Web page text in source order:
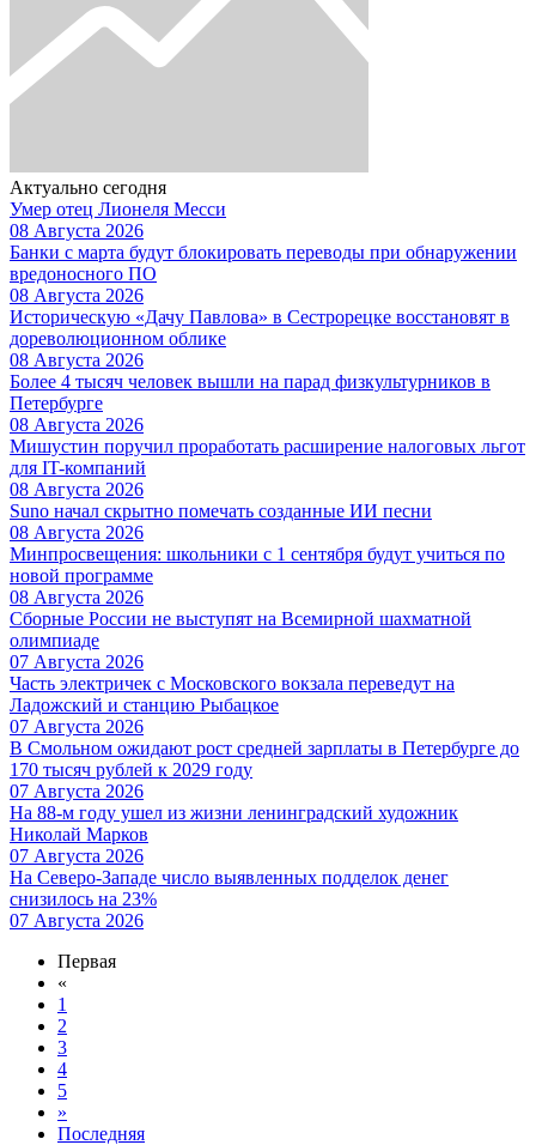
Актуально сегодня
Умер отец Лионеля Месси
08 Августа 2026
Банки с марта будут блокировать переводы при обнаружении
вредоносного ПО
08 Августа 2026
Историческую «Дачу Павлова» в Сестрорецке восстановят в
дореволюционном облике
08 Августа 2026
Более 4 тысяч человек вышли на парад физкультурников в
Петербурге
08 Августа 2026
Мишустин поручил проработать расширение налоговых льгот
для IT-компаний
08 Августа 2026
Suno начал скрытно помечать созданные ИИ песни
08 Августа 2026
Минпросвещения: школьники с 1 сентября будут учиться по
новой программе
08 Августа 2026
Сборные России не выступят на Всемирной шахматной
олимпиаде
07 Августа 2026
Часть электричек с Московского вокзала переведут на
Ладожский и станцию Рыбацкое
07 Августа 2026
В Смольном ожидают рост средней зарплаты в Петербурге до
170 тысяч рублей к 2029 году
07 Августа 2026
На 88-м году ушел из жизни ленинградский художник
Николай Марков
07 Августа 2026
На Северо-Западе число выявленных подделок денег
снизилось на 23%
07 Августа 2026
Первая
«
1
2
3
4
5
»
Последняя